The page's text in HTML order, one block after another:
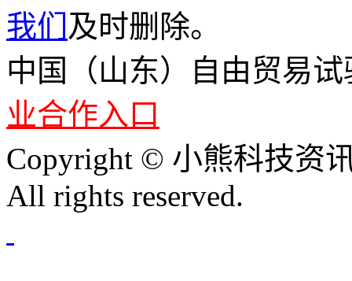
我们 及时删除。
中国（山东）自由贸易
业合作入口
Copyright © 小熊科技资
All rights reserved.